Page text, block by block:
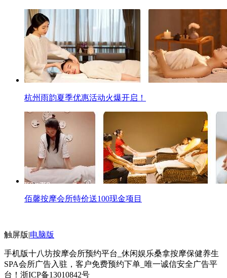
杭州雨韵夏季优惠活动火爆开启！
佰馨按摩会所特价送100现金项目
触屏版|电脑版
手机版十八坊按摩会所预约平台_休闲娱乐桑拿按摩保健养生
SPA会所广告入驻，客户免费预约下单_唯一诚信安全广告平
台！ 浙ICP备13010842号